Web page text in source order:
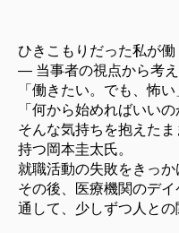
ひきこもりだった私が働
― 当事者の視点から考
「働きたい。でも、怖い
「何から始めればいいの
そんな気持ちを抱えた
持つ岡本圭太氏。
就職活動の失敗をきっか
その後、医療機関のデ
通して、少しずつ人との